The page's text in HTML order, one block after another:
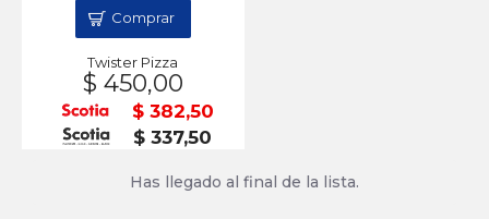
Twister Pizza
$ 450,00
$ 382,50
$ 337,50
Comprar
Has llegado al final de la lista.